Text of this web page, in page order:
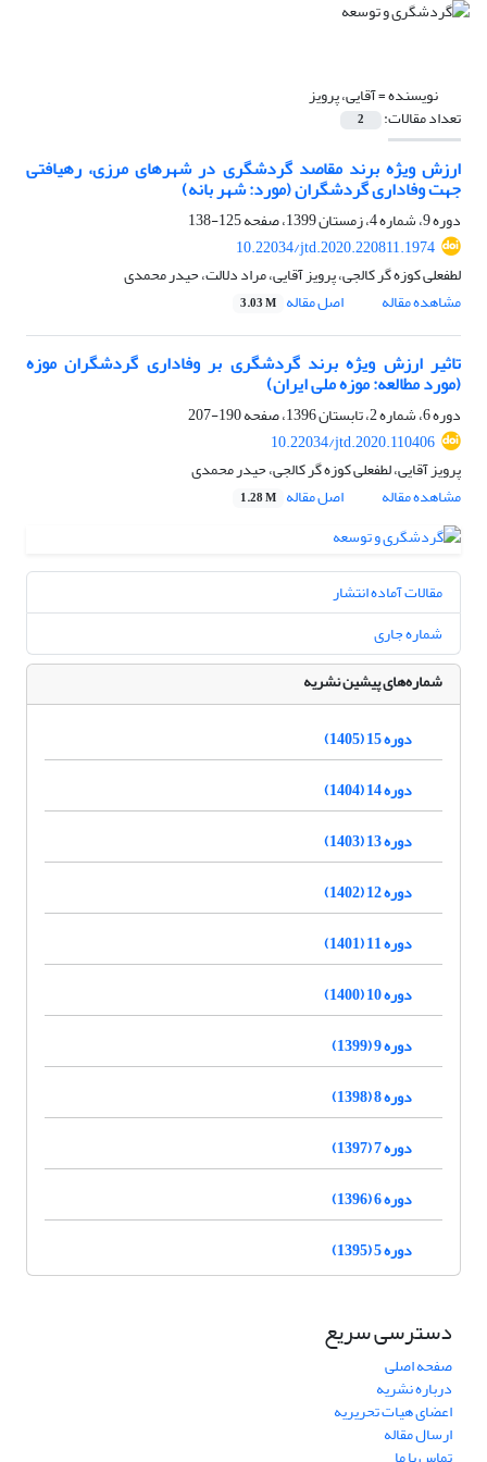
نویسنده =آقایی، پرویز
تعداد مقالات: 2
ارزش ویژه برند مقاصد گردشگری در شهرهای مرزی، رهیافتی
جهت وفاداری گردشگران (مورد: شهر بانه)
دوره 9، شماره 4، زمستان 1399، صفحه
125-138
10.22034/jtd.2020.220811.1974
لطفعلی کوزه گر کالجی، پرویز آقایی، مراد دلالت، حیدر محمدی
مشاهده مقاله
اصل مقاله 3.03 M
تاثیر ارزش ویژه برند گردشگری بر وفاداری گردشگران موزه
(مورد مطالعه: موزه ملی ایران)
دوره 6، شماره 2، تابستان 1396، صفحه
190-207
10.22034/jtd.2020.110406
پرویز آقایی، لطفعلی کوزه گر کالجی، حیدر محمدی
مشاهده مقاله
اصل مقاله 1.28 M
مقالات آماده انتشار
شماره جاری
شماره‌های پیشین نشریه
دوره 15 (1405)
دوره 14 (1404)
دوره 13 (1403)
دوره 12 (1402)
دوره 11 (1401)
دوره 10 (1400)
دوره 9 (1399)
دوره 8 (1398)
دوره 7 (1397)
دوره 6 (1396)
دوره 5 (1395)
دسترسی سریع
صفحه اصلی
درباره نشریه
اعضای هیات تحریریه
ارسال مقاله